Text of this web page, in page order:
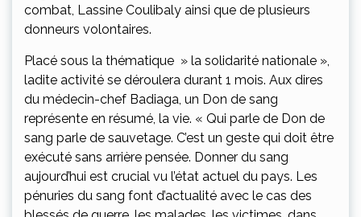
combat, Lassine Coulibaly ainsi que de plusieurs
donneurs volontaires.
Placé sous la thématique » la solidarité nationale »,
ladite activité se déroulera durant 1 mois. Aux dires
du médecin-chef Badiaga, un Don de sang
représente en résumé, la vie. « Qui parle de Don de
sang parle de sauvetage. C’est un geste qui doit être
exécuté sans arrière pensée. Donner du sang
aujourd’hui est crucial vu l’état actuel du pays. Les
pénuries du sang font d’actualité avec le cas des